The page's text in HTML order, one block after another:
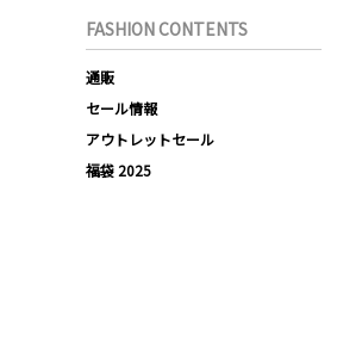
FASHION CONTENTS
通販
セール情報
アウトレットセール
福袋 2025